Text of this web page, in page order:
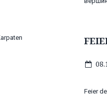
Feier